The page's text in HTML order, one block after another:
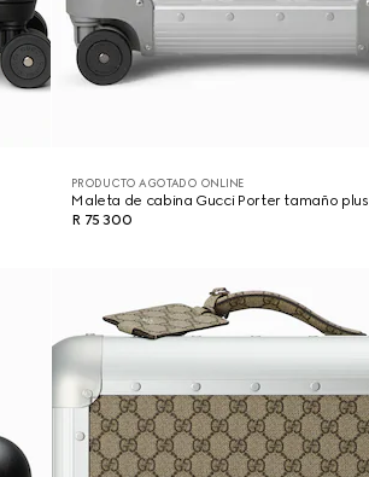
PRODUCTO AGOTADO ONLINE
Maleta de cabina Gucci Porter tamaño plus
R 75 300